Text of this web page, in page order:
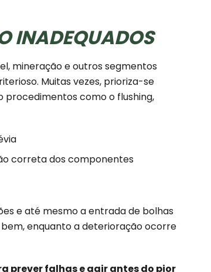
INADEQUADOS
mineração e outros segmentos
Muitas vezes, prioriza-se
procedimentos como o flushing,
correta dos componentes
e até mesmo a entrada de bolhas
enquanto a deterioração ocorre
prever falhas e agir antes do pior